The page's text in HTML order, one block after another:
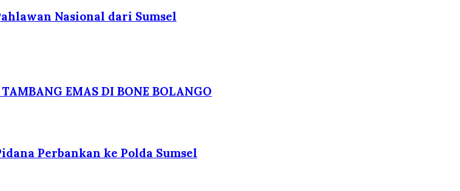
Nasional dari Sumsel
EMAS DI BONE BOLANGO
Perbankan ke Polda Sumsel